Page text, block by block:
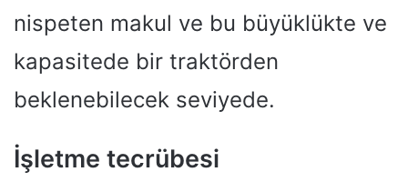
nispeten makul ve bu büyüklükte ve
kapasitede bir traktörden
beklenebilecek seviyede.
İşletme tecrübesi